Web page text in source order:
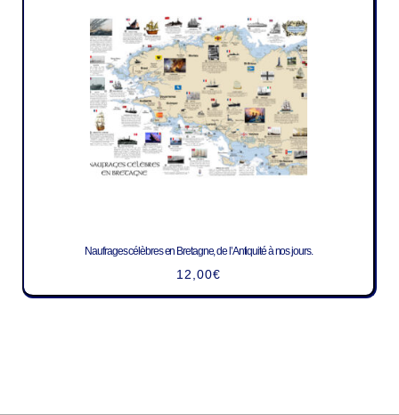
Naufrages célèbres en Bretagne, de l’Antiquité à nos jours.
12,00€